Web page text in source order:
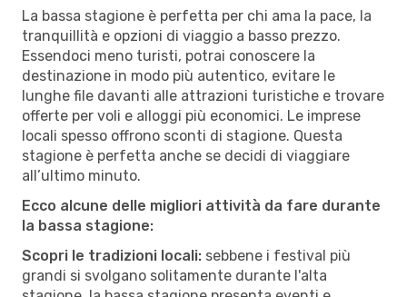
La bassa stagione è perfetta per chi ama la pace, la
tranquillità e opzioni di viaggio a basso prezzo.
Essendoci meno turisti, potrai conoscere la
destinazione in modo più autentico, evitare le
lunghe file davanti alle attrazioni turistiche e trovare
offerte per voli e alloggi più economici. Le imprese
locali spesso offrono sconti di stagione. Questa
stagione è perfetta anche se decidi di viaggiare
all’ultimo minuto.
Ecco alcune delle migliori attività da fare durante
la bassa stagione:
Scopri le tradizioni locali: sebbene i festival più
grandi si svolgano solitamente durante l'alta